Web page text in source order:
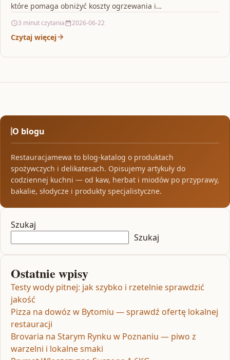
które pomaga obniżyć koszty ogrzewania i…
3 minut czytania 2026-06-22
Czytaj więcej
O blogu
Restauracjamewa to blog-katalog o produktach
spożywczych i delikatesach. Opisujemy artykuły do
codziennej kuchni — od kaw, herbat i miodów po przyprawy,
bakalie, słodycze i produkty specjalistyczne.
Szukaj
Szukaj
Ostatnie wpisy
Testy wody pitnej: jak szybko i rzetelnie sprawdzić
jakość
Pizza na dowóz w Bytomiu — sprawdź ofertę lokalnej
restauracji
Brovaria na Starym Rynku w Poznaniu — piwo z
warzelni i lokalne smaki